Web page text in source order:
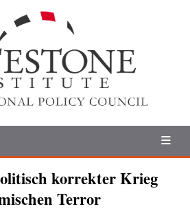
korrekter Krieg
Terror